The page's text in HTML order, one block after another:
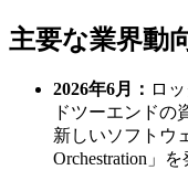
主要な業界動
2026年6月： ロ
ドツーエンドの
新しいソフトウ
Orchestration」